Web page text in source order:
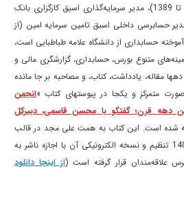
بورس اوراق بهادار تهران (1385 تا 1389)، مدیر سرمایه‌گذاری اسبق کارگزاری بانک
تا 1391)، و مدیر حسابرسی داخلی اسبق تامین سرمایه امین (از
حسابداری از دانشگاه علامه طباطبایی است،
متنوع بورس، حسابداری، گزارشگری مالی و
مقاله، یادداشت، کتاب، و مصاحبه بر جا مانده
متمرکز و یکجا در پیوستهای کتاب «انجمن
دهه قرن؛ گفتگو با محسن قاسمی، دبیرکل
است. این کتاب به همت علی مجد در قالب
گفتگویی تفصیلی در فروردین 1400 تنظیم و نسخه الکترونیکی آن با اجازه ناشر به
قرار گرفته است (از اینجا دانلود